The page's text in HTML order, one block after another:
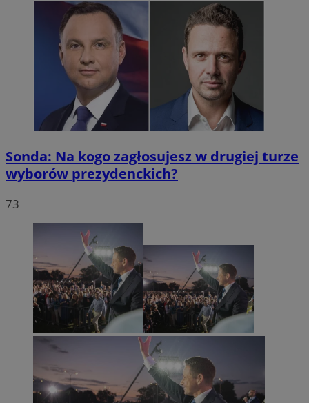
Sonda: Na kogo zagłosujesz w drugiej turze
wyborów prezydenckich?
73